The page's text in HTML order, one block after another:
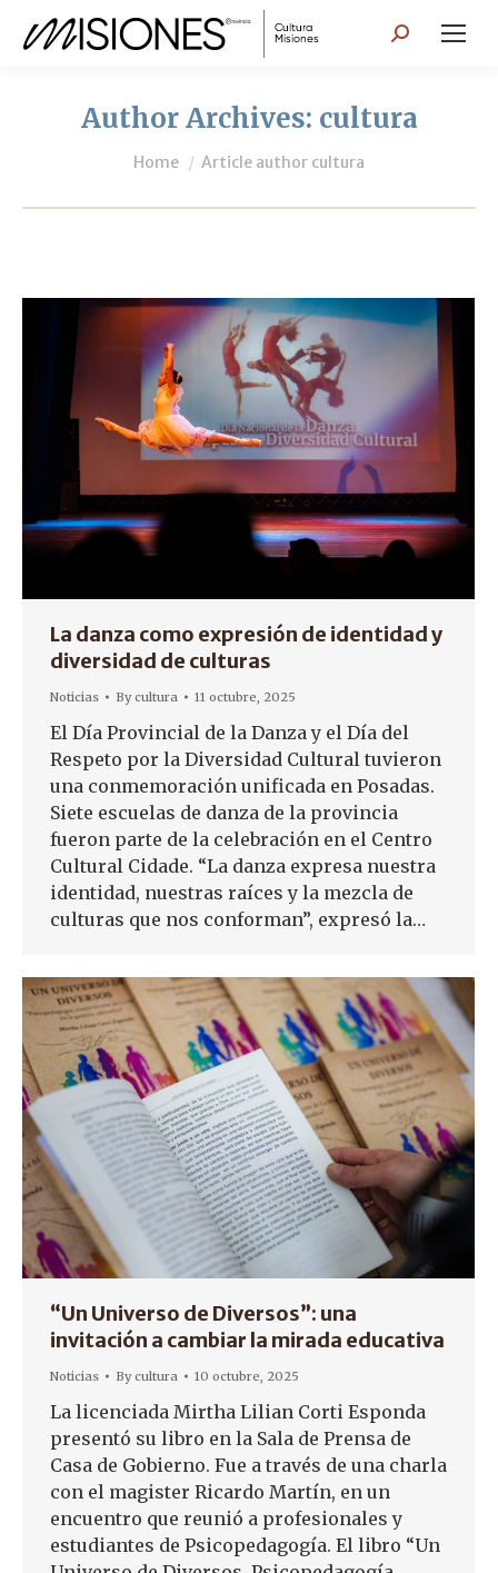
Search:
Author Archives: cultura
You are here:
Home Article author cultura
La danza como expresión de identidad y
diversidad de culturas
Noticias Bycultura 11 octubre, 2025
El Día Provincial de la Danza y el Día del
Respeto por la Diversidad Cultural tuvieron
una conmemoración unificada en Posadas.
Siete escuelas de danza de la provincia
fueron parte de la celebración en el Centro
Cultural Cidade. “La danza expresa nuestra
identidad, nuestras raíces y la mezcla de
culturas que nos conforman”, expresó la…
“Un Universo de Diversos”: una
invitación a cambiar la mirada educativa
Noticias Bycultura 10 octubre, 2025
La licenciada Mirtha Lilian Corti Esponda
presentó su libro en la Sala de Prensa de
Casa de Gobierno. Fue a través de una charla
con el magister Ricardo Martín, en un
encuentro que reunió a profesionales y
estudiantes de Psicopedagogía. El libro “Un